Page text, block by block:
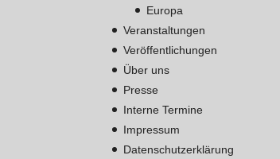
Europa
Veranstaltungen
Veröffentlichungen
Über uns
Presse
Interne Termine
Impressum
Datenschutzerklärung